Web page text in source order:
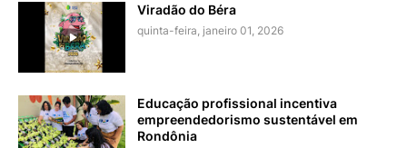
Viradão do Béra
quinta-feira, janeiro 01, 2026
Educação profissional incentiva
empreendedorismo sustentável em
Rondônia